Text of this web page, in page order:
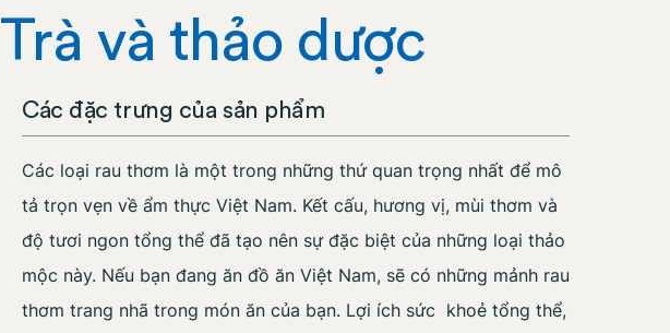
Trà và thảo dược
Các đặc trưng của sản phẩm
Các loại rau thơm là một trong những thứ quan trọng nhất để mô
tả trọn vẹn về ẩm thực Việt Nam. Kết cấu, hương vị, mùi thơm và
độ tươi ngon tổng thể đã tạo nên sự đặc biệt của những loại thảo
mộc này. Nếu bạn đang ăn đồ ăn Việt Nam, sẽ có những mảnh rau
thơm trang nhã trong món ăn của bạn. Lợi ích sức khoẻ tổng thể,